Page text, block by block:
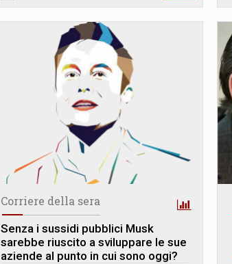
Corriere della sera
Senza i sussidi pubblici Musk
sarebbe riuscito a sviluppare le sue
aziende al punto in cui sono oggi?